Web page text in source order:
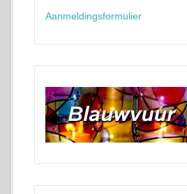
Aanmeldingsformulier